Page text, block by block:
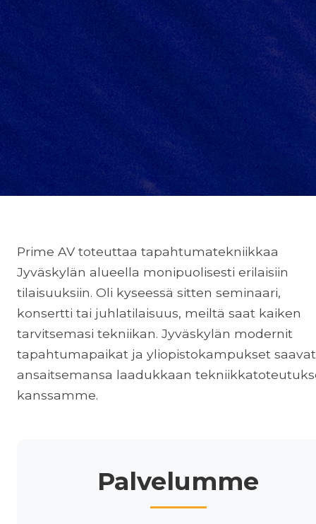
Prime AV toteuttaa tapahtumatekniikkaa
Jyväskylän alueella monipuolisesti erilaisiin
tilaisuuksiin. Oli kyseessä sitten seminaari,
konsertti tai juhlatilaisuus, meiltä saat kaiken
tarvitsemasi tekniikan. Jyväskylän modernit
tapahtumapaikat ja yliopistokampukset saavat
ansaitsemansa laadukkaan
kanssamme.
Palvelumme